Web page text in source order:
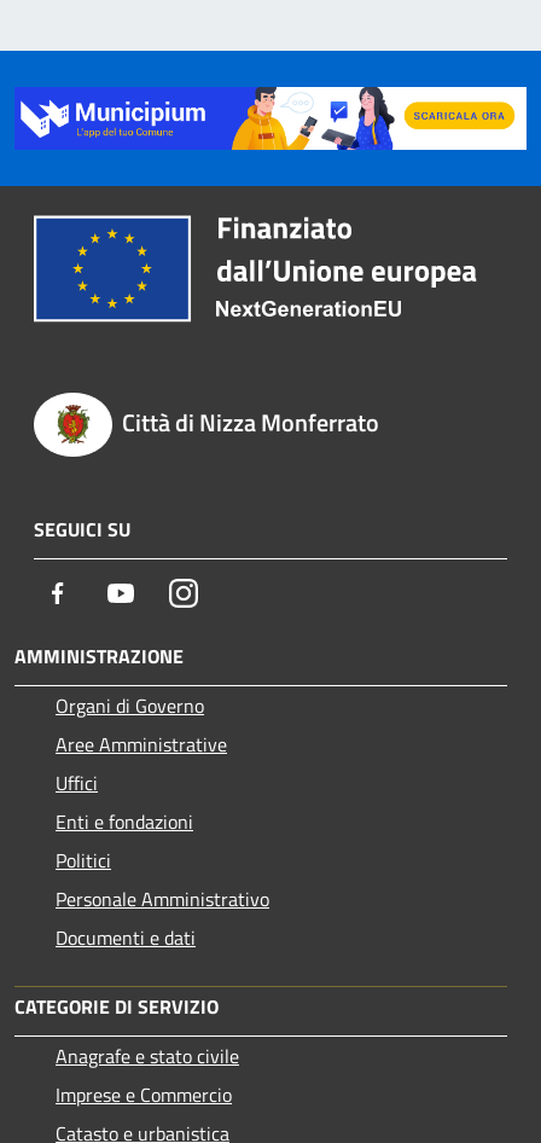
Città di Nizza Monferrato
SEGUICI SU
Facebook YoutubeInstagram
AMMINISTRAZIONE
Organi di Governo
Aree Amministrative
Uffici
Enti e fondazioni
Politici
Personale Amministrativo
Documenti e dati
CATEGORIE DI SERVIZIO
Anagrafe e stato civile
Imprese e Commercio
Catasto e urbanistica